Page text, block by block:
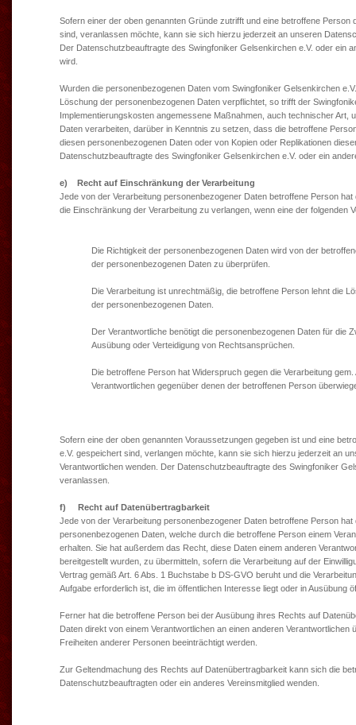
Sofern einer der oben genannten Gründe zutrifft und eine betroffene
sind, veranlassen möchte, kann sie sich hierzu jederzeit an unseren
Der Datenschutzbeauftragte des Swingfoniker Gelsenkirchen e.V. oder ein
wird.
Wurden die personenbezogenen Daten vom Swingfoniker Gelsenkirchen
Löschung der personenbezogenen Daten verpflichtet, so trifft der
Implementierungskosten angemessene Maßnahmen, auch technischer
Daten verarbeiten, darüber in Kenntnis zu setzen, dass die betroffene
diesen personenbezogenen Daten oder von Kopien oder Replikationen
Datenschutzbeauftragte des Swingfoniker Gelsenkirchen e.V. oder ein
e) Recht auf Einschränkung der Verarbeitung
Jede von der Verarbeitung personenbezogener Daten betroffene Person
die Einschränkung der Verarbeitung zu verlangen, wenn eine der folgenden
Die Richtigkeit der personenbezogenen Daten wird von der
der personenbezogenen Daten zu überprüfen.
Die Verarbeitung ist unrechtmäßig, die betroffene Person lehnt die
der personenbezogenen Daten.
Der Verantwortliche benötigt die personenbezogenen Daten für die
Ausübung oder Verteidigung von Rechtsansprüchen.
Die betroffene Person hat Widerspruch gegen die Verarbeitung
Verantwortlichen gegenüber denen der betroffenen Person
Sofern eine der oben genannten Voraussetzungen gegeben ist und eine
e.V. gespeichert sind, verlangen möchte, kann sie sich hierzu jederzeit an
Verantwortlichen wenden. Der Datenschutzbeauftragte des Swingfoniker
veranlassen.
f) Recht auf Datenübertragbarkeit
Jede von der Verarbeitung personenbezogener Daten betroffene Person
personenbezogenen Daten, welche durch die betroffene Person einem
erhalten. Sie hat außerdem das Recht, diese Daten einem anderen
bereitgestellt wurden, zu übermitteln, sofern die Verarbeitung auf der
Vertrag gemäß Art. 6 Abs. 1 Buchstabe b DS-GVO beruht und die
Aufgabe erforderlich ist, die im öffentlichen Interesse liegt oder in
Ferner hat die betroffene Person bei der Ausübung ihres Rechts auf
Daten direkt von einem Verantwortlichen an einen anderen
Freiheiten anderer Personen beeinträchtigt werden.
Zur Geltendmachung des Rechts auf Datenübertragbarkeit kann sich die
Datenschutzbeauftragten oder ein anderes Vereinsmitglied wenden.